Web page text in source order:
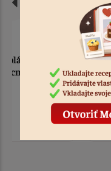
Zlatá tácka 8 cm s
okrajom